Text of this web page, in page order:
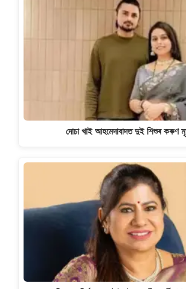
দোচা খাই আহমেদাবাদত দুই শিশুৰ